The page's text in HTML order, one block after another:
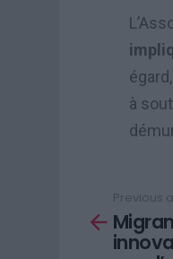
à
more
Previous